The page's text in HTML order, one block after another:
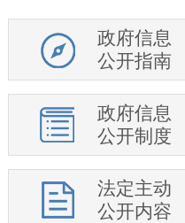
政府信息
公开指南
政府信息
公开制度
法定主动
公开内容